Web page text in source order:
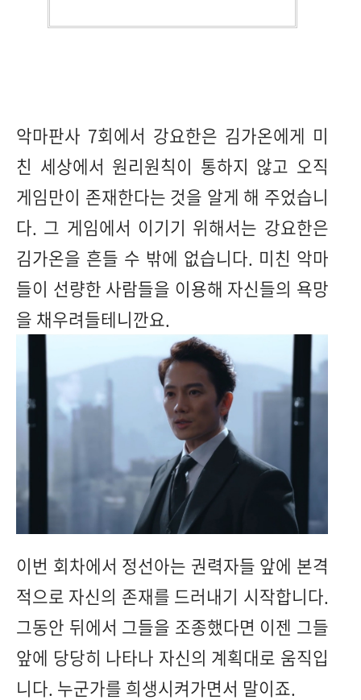
악마판사 7회에서 강요한은 김가온에게 미
친 세상에서 원리원칙이 통하지 않고 오직
게임만이 존재한다는 것을 알게 해 주었습니
다. 그 게임에서 이기기 위해서는 강요한은
김가온을 흔들 수 밖에 없습니다. 미친 악마
들이 선량한 사람들을 이용해 자신들의 욕망
을 채우려들테니깐요.
이번 회차에서 정선아는 권력자들 앞에 본격
적으로 자신의 존재를 드러내기 시작합니다.
그동안 뒤에서 그들을 조종했다면 이젠 그들
앞에 당당히 나타나 자신의 계획대로 움직입
니다. 누군가를 희생시켜가면서 말이죠.